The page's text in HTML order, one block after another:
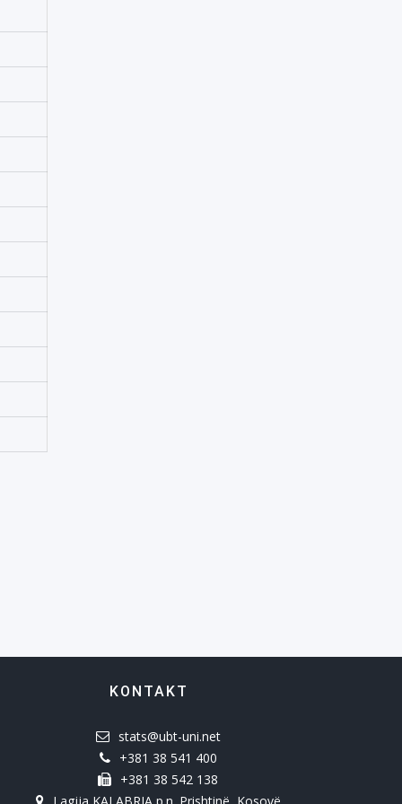
KONTAKT
stats@ubt-uni.net
+381 38 541 400
+381 38 542 138